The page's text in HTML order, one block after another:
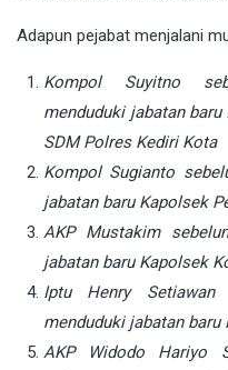
Adapun pejabat menjalani
Kompol Suyitno
menduduki jabatan
SDM Polres Kediri Kota
Kompol Sugianto
jabatan baru Kapolsek
AKP Mustakim
jabatan baru Kapolsek
Iptu Henry Setiawan
menduduki jabatan baru
AKP Widodo Hariyo